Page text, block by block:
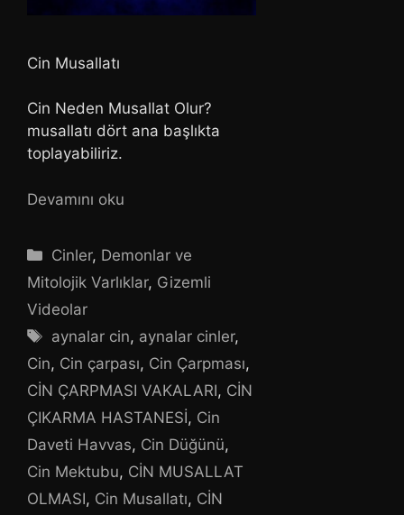
Cin Musallatı
Cin Neden Musallat Olur?
musallatı dört ana başlıkta
toplayabiliriz.
Devamını oku
Kategoriler
Cinler, Demonlar ve
Mitolojik Varlıklar, Gizemli
Videolar
Etiketler
aynalar cin, aynalar cinler,
Cin, Cin çarpası, Cin Çarpması,
CİN ÇARPMASI VAKALARI, CİN
ÇIKARMA HASTANESİ, Cin
Daveti Havvas, Cin Düğünü,
Cin Mektubu, CİN MUSALLAT
OLMASI, Cin Musallatı, CİN